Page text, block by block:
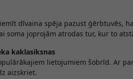
dīvaina spēja pazust ģērbtuvēs,
soma joprojām atrodas tur, kur to
kaklasiksnas
lietojumiem šobrīd. Ar
aizskriet.